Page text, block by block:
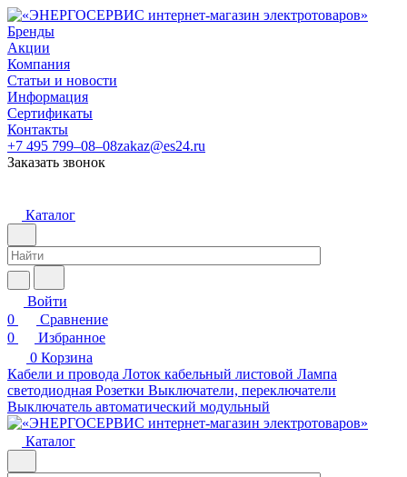
Бренды
Акции
Компания
Статьи и новости
Информация
Сертификаты
Контакты
+7 495 799–08–08zakaz@es24.ru
Заказать звонок
Каталог
Войти
0
Сравнение
0
Избранное
0 Корзина
Кабели и провода Лоток кабельный листовой Лампа
светодиодная Розетки Выключатели, переключатели
Выключатель автоматический модульный
Каталог